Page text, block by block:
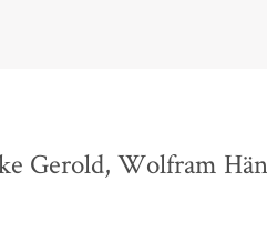
Gerold, Wolfram